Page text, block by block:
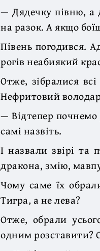
— Дядечку півню, а
на разок. А якщо
Півень погодився.
рогів неабиякий
Отже, зібралися
Нефритовий
— Відтепер
самі назвіть.
І назвали звірі та
дракона, змію,
Чому саме їх
Тигра, а не лева?
Отже, обрали
одним розставити?